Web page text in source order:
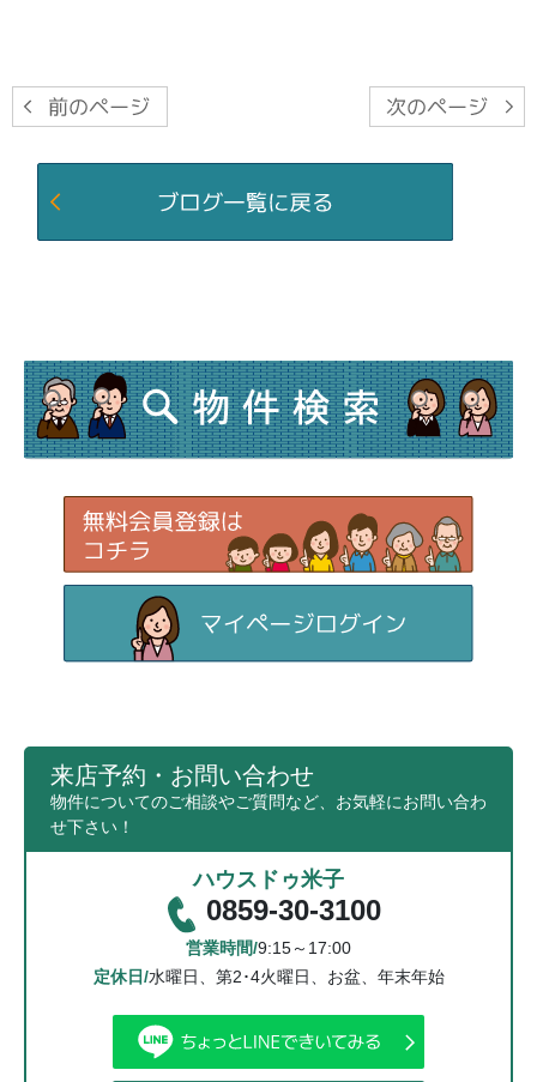
来店予約・お問い合わせ
物件についてのご相談やご質問など、お気軽にお問い合わ
せ下さい！
ハウスドゥ米子
0859-30-3100
営業時間/9:15～17:00
定休日/水曜日、第2･4火曜日、お盆、年末年始